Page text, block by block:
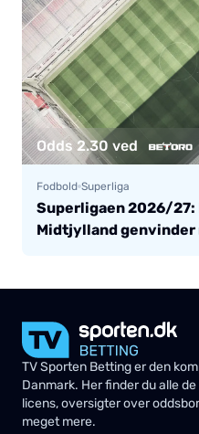
Odds 2.30 ved
Fodbold Superliga
Superligaen 2026/27:
Midtjylland genvinder
TV Sporten Betting er den
Danmark. Her finder du alle
licens, oversigter over
meget mere.